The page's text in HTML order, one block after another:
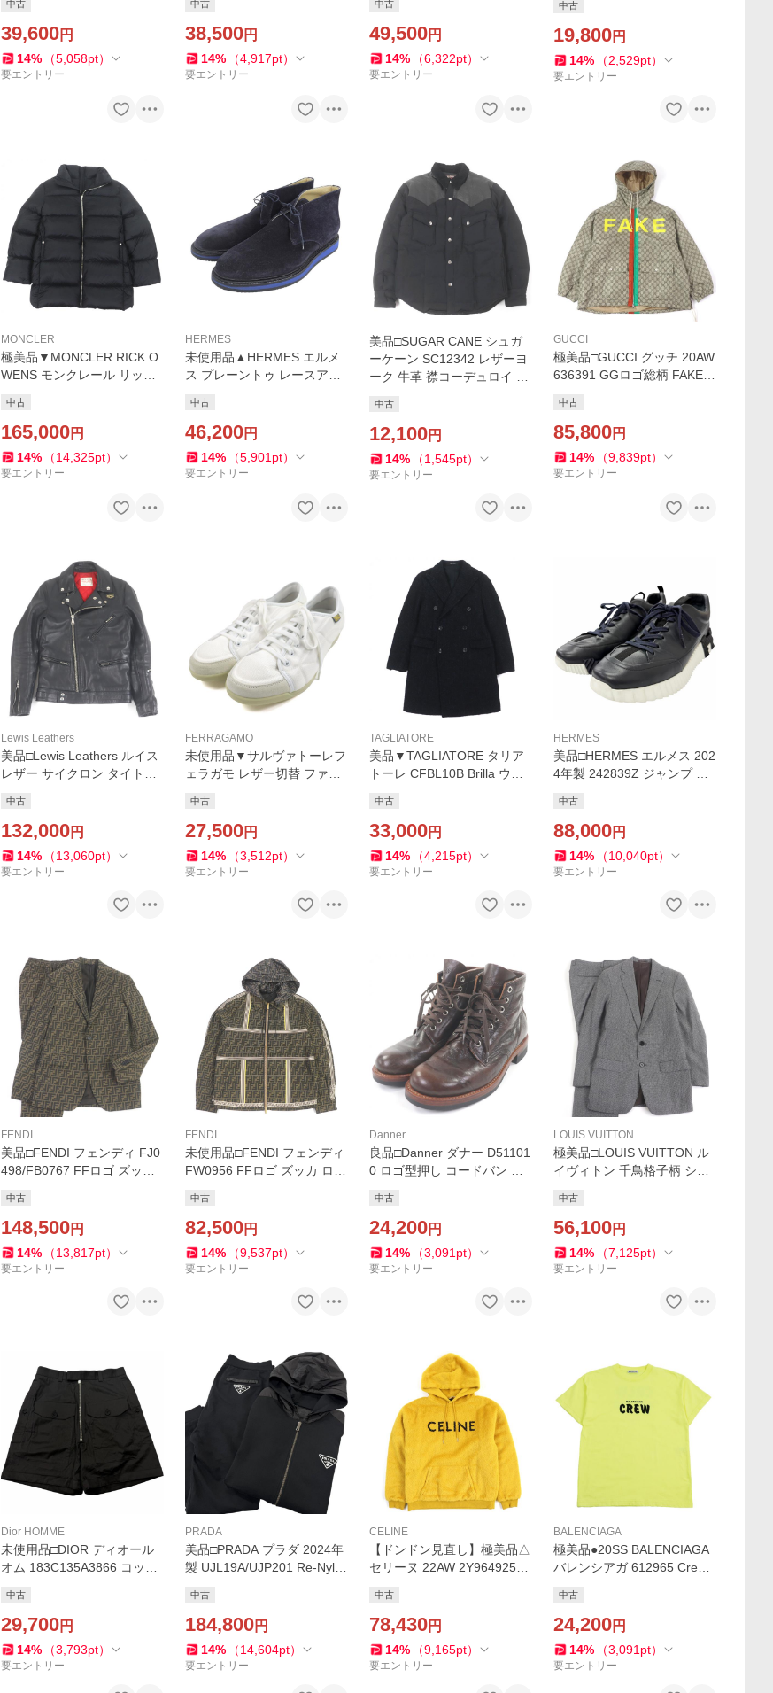
ニングシューズ ローカット
スニーカー 6 伊製
中古
39,600円
14% （5,058pt）
要エントリー
AMBX ウール ロゴ総柄 長袖
ニット アイボリー 48 正規品
中古
38,500円
14% （4,917pt）
要エントリー
トムス デニムパンツ グリー
ン 30 イタリア製 正規品
中古
49,500円
14% （6,322pt）
要エントリー
m 箱・保存袋付き メンズ
中古
19,800円
14% （2,529pt）
要エントリー
MONCLER
極美品▼MONCLER RICK O
WENS モンクレール リック
NC ロゴワッペン付き WZIP
UP ダウンコート 3 正規品 メ
中古
165,000円
14% （14,325pt）
要エントリー
HERMES
未使用品▲HERMES エルメ
ス プレーントゥ レースアッ
カ ブーツ ネイビー ブルー 4
1 イタリア製 メンズ 袋付き
中古
46,200円
14% （5,901 pt）
要エントリー
美品□SUGAR CANE シュガ
ーケーン SC12342 レザーヨ
ーク 牛革 襟コーデュロイ ウ
ブラック M 正規品 メンズ
中古
12,100円
14% （1,545pt）
要エントリー
GUCCI
極美品□GUCCI グッチ 20AW
636391 GGロゴ総柄 FAKE N
イロンジャケット ベージュ 4
8 イタリア製 正規品
中古
85,800円
14% （9,839pt）
要エントリー
Lewis Leathers
美品□Lewis Leathers ルイス
レザー サイクロン タイトフ
ースジャケット ブラック 34
イングランド製 メンズ
中古
132,000円
14% （13,060pt）
要エントリー
FERRAGAMO
未使用品▼サルヴァトーレフ
ェラガモ レザー切替 ファブ
スニーカー ホワイト 7 箱・
保存袋付き 伊製 メンズ
中古
27,500円
14% （3,512pt）
要エントリー
TAGLIATORE
美品▼TAGLIATORE タリア
トーレ CFBL10B Brilla ウー
ブルチェスターコート ネイ
ビー 44 伊製 正規品 メンズ
中古
33,000円
14% （4,215pt）
要エントリー
HERMES
美品□HERMES エルメス 202
4年製 242839Z ジャンプ レ
ットスニーカー ネイビー 42
イタリア製 定価185900円
中古
88,000円
14% （10,040pt）
要エントリー
FENDI
美品□FENDI フェンディ FJ0
498/FB0767 FFロゴ ズッカ
ットアップ ブラウン 44 イタ
リア製 正規品 メンズ
中古
148,500円
14% （13,817pt）
要エントリー
FENDI
未使用品□FENDI フェンディ
FW0956 FFロゴ ズッカ ロゴ
ンパーカー ブラウン 44 イタ
リア製 正規品 メンズ
中古
82,500円
14% （9,537pt）
要エントリー
Danner
良品□Danner ダナー D51101
0 ロゴ型押し コードバン レ
タンカーブーツ レザーブー
ツ ブラウン 7 箱付 メンズ
中古
24,200円
14% （3,091 pt）
要エントリー
LOUIS VUITTON
極美品□LOUIS VUITTON ル
イヴィトン 千鳥格子柄 シン
セットアップ グレー 46 イタ
リア製 正規品 メンズ
中古
56,100円
14% （7,125pt）
要エントリー
Dior HOMME
未使用品□DIOR ディオール
オム 183C135A3866 コット
ーフパンツ ブラック 46 イタ
リア製 正規品 メンズ
中古
29,700円
14% （3,793pt）
要エントリー
PRADA
美品□PRADA プラダ 2024年
製 UJL19A/UJP201 Re-Nylo
ー スウェットパンツ セット
アップ 黒 XL/L 正規品
中古
184,800円
14% （14,604pt）
要エントリー
CELINE
【ドンドン見直し】極美品△
セリーヌ 22AW 2Y964925R
ット フーディー スパンコー
ルロゴ パーカー L 正規品
中古
78,430円
14% （9,165pt）
要エントリー
BALENCIAGA
極美品●20SS BALENCIAGA
バレンシアガ 612965 Crew T
ク 半袖Ｔシャツ カットソー
イエロー S 正規品 メンズ
中古
24,200円
14% （3,091 pt）
要エントリー